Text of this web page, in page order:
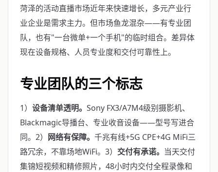
菏泽的活动直播市场近年来快速增长，多元产业行
业企业是需求主力。但市场鱼龙混杂——有专业团
队，也有"一台微单+一个手机"的临时组合。差异体
现在设备规格、人员专业度和交付可靠性上。
专业团队的三个标志
1） 设备清单透明。 Sony FX3/A7M4级别摄影机、
Blackmagic导播台、专业收音设备——型号写进合
同。2） 网络有保障。 千兆有线+5G CPE+4G MiFi三
路冗余，不靠场地WiFi。3） 交付有承诺。 当天交付
集锦短视频和精修照片，48小时内交付全程录像和